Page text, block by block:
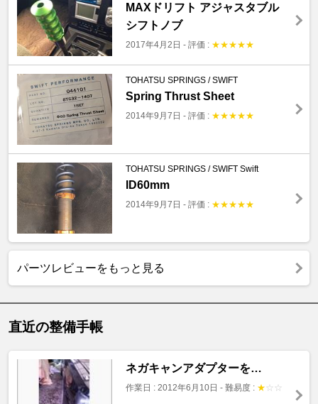
MAXドリフト アジャスタブル
シフトノブ
2017年4月2日 - 評価 : ★★★★★
TOHATSU SPRINGS / SWIFT
Spring Thrust Sheet
2014年9月7日 - 評価 : ★★★★★
TOHATSU SPRINGS / SWIFT Swift
ID60mm
2014年9月7日 - 評価 : ★★★★★
パーツレビューをもっと見る
直近の整備手帳
ネガキャンアダプターを…
作業日 : 2012年6月10日 - 難易度 : ★ ☆ ☆